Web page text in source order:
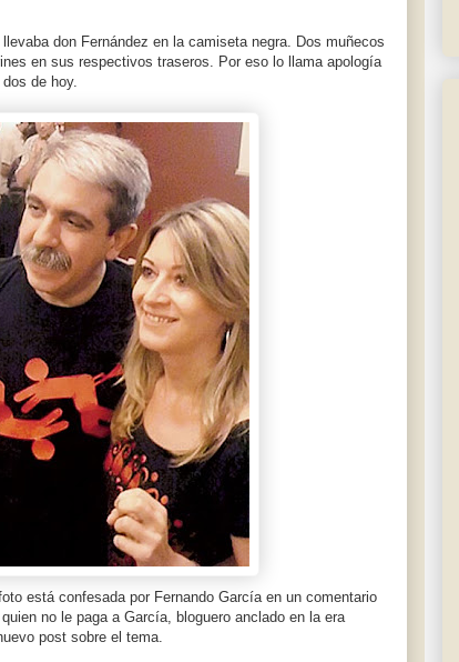
don Fernández en la camiseta negra. Dos muñecos
en sus respectivos traseros. Por eso lo llama apología
de hoy.
está confesada por Fernando García en un comentario
no le paga a García, bloguero anclado en la era
post sobre el tema.